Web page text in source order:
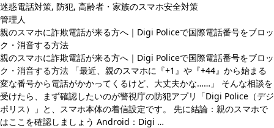
迷惑電話対策, 防犯, 高齢者・家族のスマホ安全対策
管理人
親のスマホに詐欺電話が来る方へ｜Digi Policeで国際電話番号をブロッ
ク・消音する方法
親のスマホに詐欺電話が来る方へ｜Digi Policeで国際電話番号をブロッ
ク・消音する方法 「最近、親のスマホに『+1』や『+44』から始まる
変な番号から電話がかかってくるけど、大丈夫かな……」 そんな相談を
受けたら、まず確認したいのが警視庁の防犯アプリ「Digi Police（デジ
ポリス）」と、スマホ本体の着信設定です。 先に結論：親のスマホで
はここを確認しましょう Android：Digi …